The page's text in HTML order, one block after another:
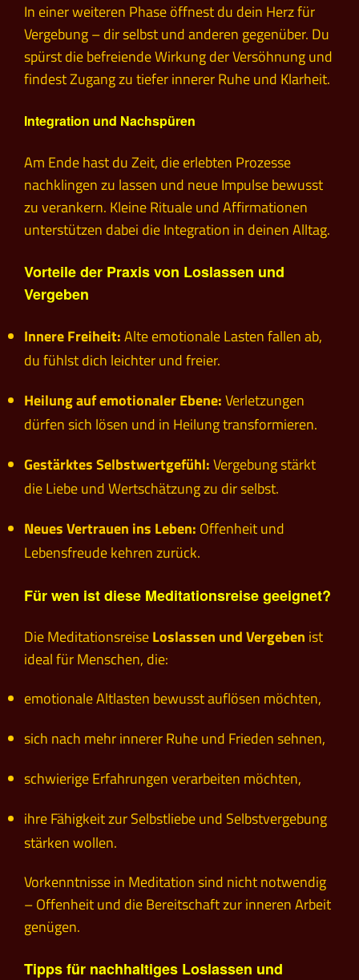
In einer weiteren Phase öffnest du dein Herz für
Vergebung – dir selbst und anderen gegenüber. Du
spürst die befreiende Wirkung der Versöhnung und
findest Zugang zu tiefer innerer Ruhe und Klarheit.
Integration und Nachspüren
Am Ende hast du Zeit, die erlebten Prozesse
nachklingen zu lassen und neue Impulse bewusst
zu verankern. Kleine Rituale und Affirmationen
unterstützen dabei die Integration in deinen Alltag.
Vorteile der Praxis von Loslassen und
Vergeben
Innere Freiheit:Alte emotionale Lasten fallen ab,
du fühlst dich leichter und freier.
Heilung auf emotionaler Ebene:Verletzungen
dürfen sich lösen und in Heilung transformieren.
Gestärktes Selbstwertgefühl:Vergebung stärkt
die Liebe und Wertschätzung zu dir selbst.
Neues Vertrauen ins Leben: Offenheit und
Lebensfreude kehren zurück.
Für wen ist diese Meditationsreise geeignet?
Die MeditationsreiseLoslassen und Vergeben ist
ideal für Menschen, die:
emotionale Altlasten bewusst auflösen möchten,
sich nach mehr innerer Ruhe und Frieden sehnen,
schwierige Erfahrungen verarbeiten möchten,
ihre Fähigkeit zur Selbstliebe und Selbstvergebung
stärken wollen.
Vorkenntnisse in Meditation sind nicht notwendig
– Offenheit und die Bereitschaft zur inneren Arbeit
genügen.
Tipps für nachhaltiges Loslassen und